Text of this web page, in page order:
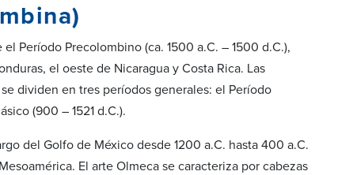
Período Precolombino (ca. 1500 a.C. – 1500 d.C.),
el oeste de Nicaragua y Costa Rica. Las
dividen en tres períodos generales: el Período
(900 – 1521 d.C.).
del Golfo de México desde 1200 a.C. hasta 400 a.C.
El arte Olmeca se caracteriza por cabezas